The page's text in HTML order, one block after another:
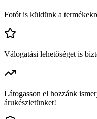
Fotót is küldünk a
Válogatási lehetőséget is
Látogasson el hozzánk
árukészletünket!